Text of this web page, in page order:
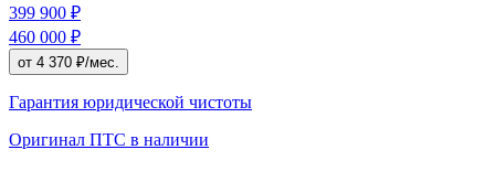
399 900 ₽
460 000 ₽
от 4 370 ₽/мес.
Гарантия юридической чистоты
Оригинал ПТС в наличии